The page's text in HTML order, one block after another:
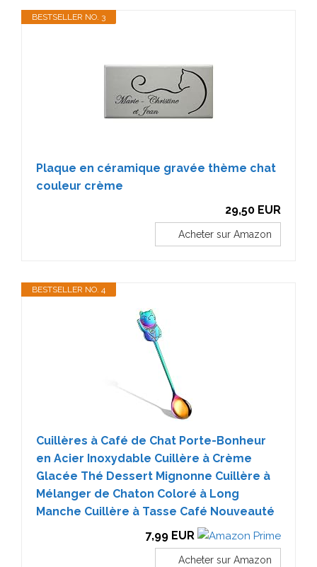
BESTSELLER NO. 3
Plaque en céramique gravée thème chat
couleur crème
29,50 EUR
Acheter sur Amazon
BESTSELLER NO. 4
Cuillères à Café de Chat Porte-Bonheur
en Acier Inoxydable Cuillère à Crème
Glacée Thé Dessert Mignonne Cuillère à
Mélanger de Chaton Coloré à Long
Manche Cuillère à Tasse Café Nouveauté
7,99 EUR
Acheter sur Amazon